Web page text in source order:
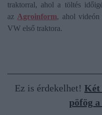
traktorral, ahol a töltés
az Agroinform, ahol videón
VW első traktora.
Ez is érdekelhet! Két
pöfög